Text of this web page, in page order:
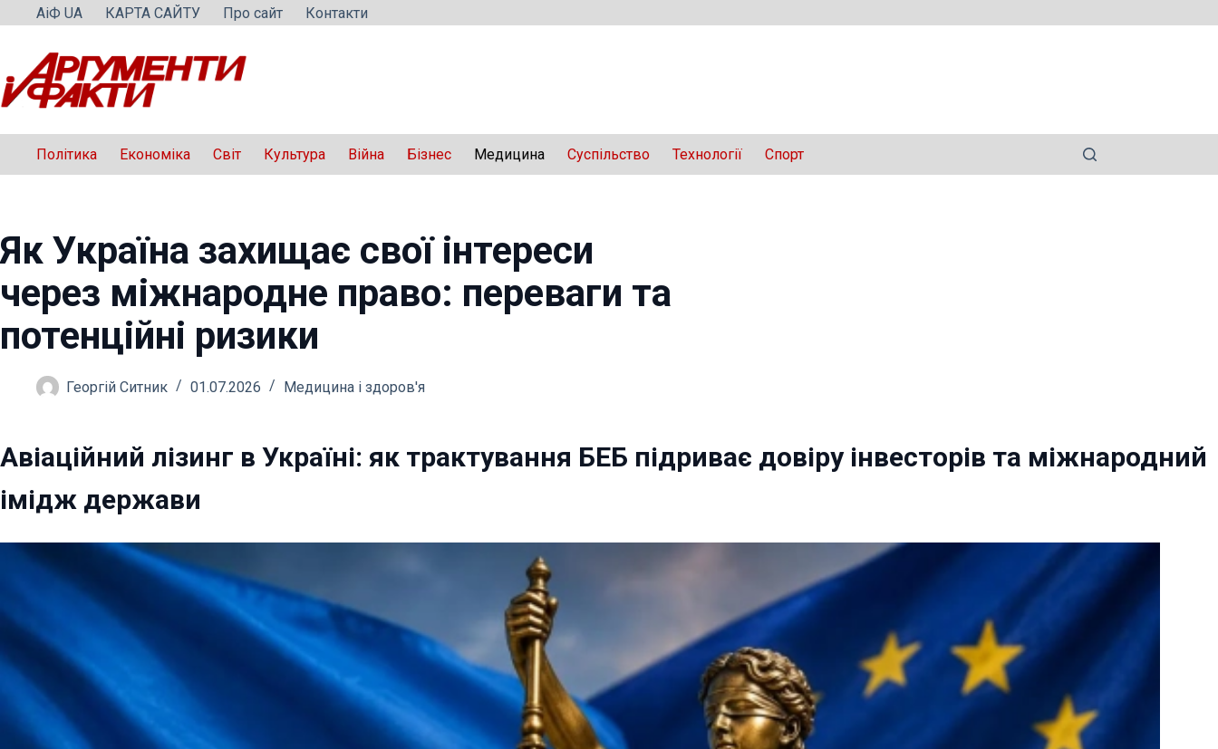
Перейти
вмісту
АіФ UA КАРТА САЙТУ Про сайт Контакти
Політика Економіка Світ Культура Війна Бізнес Медицина Суспільство Технології Спорт
Як Україна захищає свої інтереси
через міжнародне право: переваги та
потенційні ризики
Георгій Ситник 01.07.2026 Медицина і здоров'я
Авіаційний лізинг в Україні: як трактування БЕБ підриває довіру інвесторів та міжнародний
імідж держави